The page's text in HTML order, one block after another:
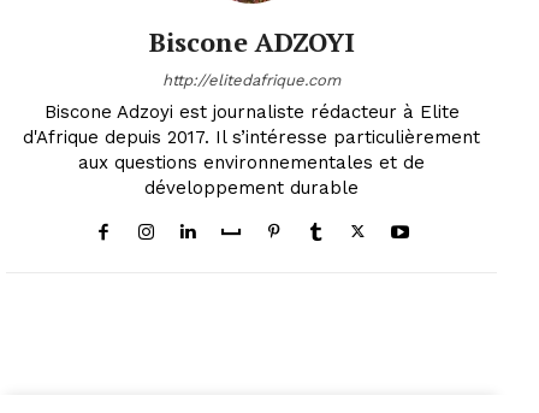
Biscone ADZOYI
http://elitedafrique.com
Biscone Adzoyi est journaliste rédacteur à Elite
d'Afrique depuis 2017. Il s’intéresse particulièrement
aux questions environnementales et de
développement durable